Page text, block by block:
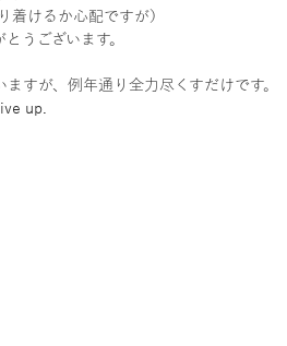
着けるか心配ですが）
うございます。
すが、例年通り全力尽くすだけです。
up.